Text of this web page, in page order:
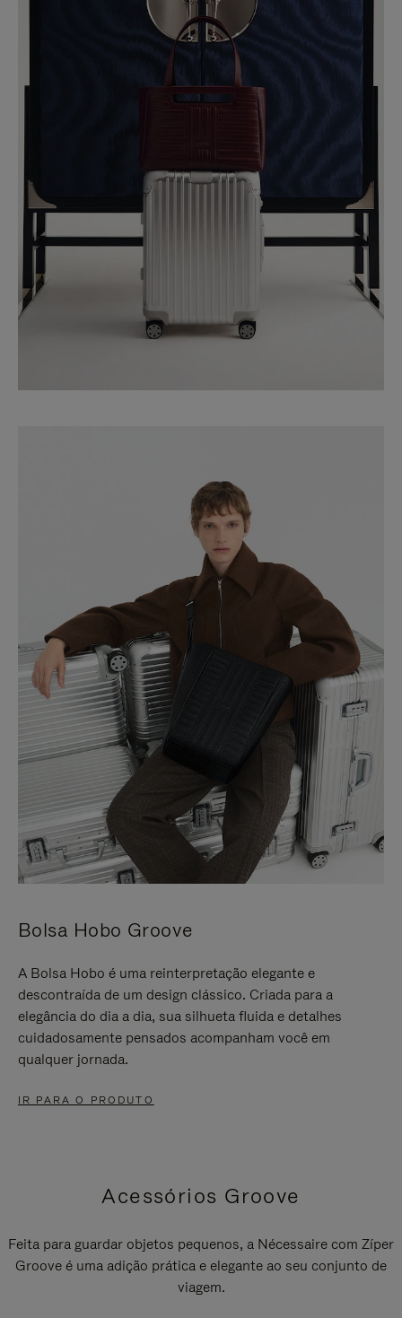
Bolsa Hobo Groove
A Bolsa Hobo é uma reinterpretação elegante e
descontraída de um design clássico. Criada para a
elegância do dia a dia, sua silhueta fluida e detalhes
cuidadosamente pensados acompanham você em
qualquer jornada.
IR PARA O PRODUTO
Acessórios Groove
Feita para guardar objetos pequenos, a Nécessaire com Zíper
Groove é uma adição prática e elegante ao seu conjunto de
viagem.